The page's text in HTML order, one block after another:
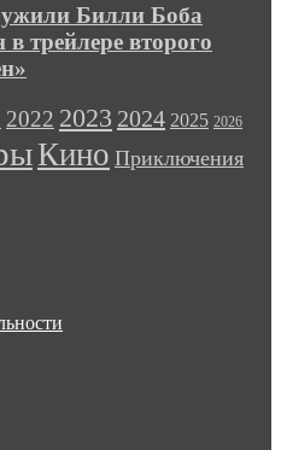
Билли Боба
в трейлере второго
2022 2023 2024 2025 2026
Кино Приключения